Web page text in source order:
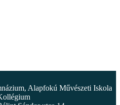
Alapfokú Művészeti Iskola